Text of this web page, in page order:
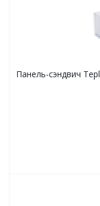
Панель-сэндвич